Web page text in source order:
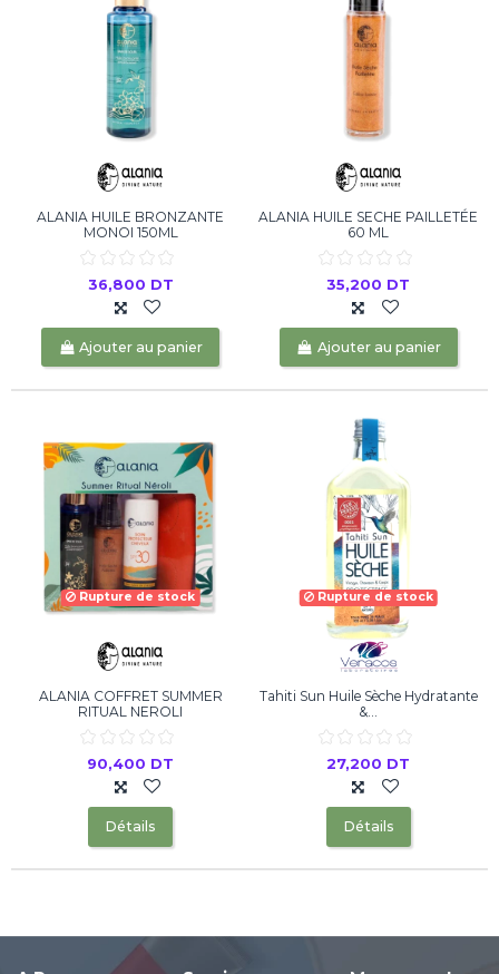
ALANIA HUILE BRONZANTE
MONOI 150ML
36,800 DT
Ajouter au panier
ALANIA HUILE SECHE PAILLETÉE
60 ML
35,200 DT
Ajouter au panier
Rupture de stock
ALANIA COFFRET SUMMER
RITUAL NEROLI
90,400 DT
Détails
Rupture de stock
Tahiti Sun Huile Sèche Hydratante
&...
27,200 DT
Détails